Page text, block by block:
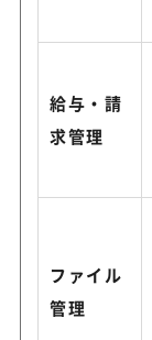
給与・請
求管理
ファイル
管理